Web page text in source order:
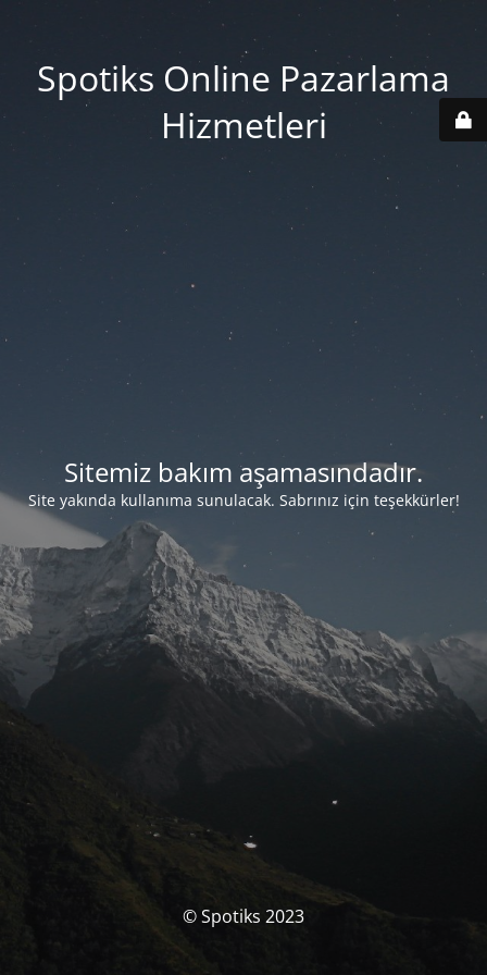
Spotiks Online Pazarlama
Hizmetleri
Sitemiz bakım aşamasındadır.
Site yakında kullanıma sunulacak. Sabrınız için teşekkürler!
© Spotiks 2023